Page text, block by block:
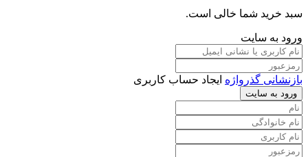
سبد خرید شما خالی است.
ورود به سایت
بازنشانی گذرواژه ایجاد حساب کاربری
ورود به سایت